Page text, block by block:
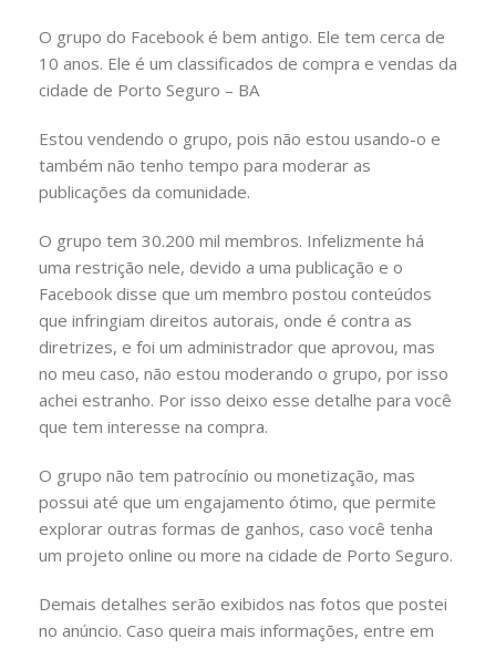
O grupo do Facebook é bem antigo. Ele tem cerca de
10 anos. Ele é um classificados de compra e vendas da
cidade de Porto Seguro – BA
Estou vendendo o grupo, pois não estou usando-o e
também não tenho tempo para moderar as
publicações da comunidade.
O grupo tem 30.200 mil membros. Infelizmente há
uma restrição nele, devido a uma publicação e o
Facebook disse que um membro postou conteúdos
que infringiam direitos autorais, onde é contra as
diretrizes, e foi um administrador que aprovou, mas
no meu caso, não estou moderando o grupo, por isso
achei estranho. Por isso deixo esse detalhe para você
que tem interesse na compra.
O grupo não tem patrocínio ou monetização, mas
possui até que um engajamento ótimo, que permite
explorar outras formas de ganhos, caso você tenha
um projeto online ou more na cidade de Porto Seguro.
Demais detalhes serão exibidos nas fotos que postei
no anúncio. Caso queira mais informações, entre em